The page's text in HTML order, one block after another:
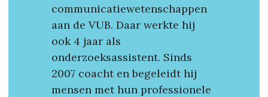
communicatiewetenschappen
aan de VUB. Daar werkte hij
ook 4 jaar als
onderzoeksassistent. Sinds
2007 coacht en begeleidt hij
mensen met hun professionele